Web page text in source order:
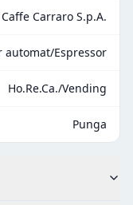
Caffe Carraro S.p.A.
automat/Espressor
Ho.Re.Ca./Vending
Punga